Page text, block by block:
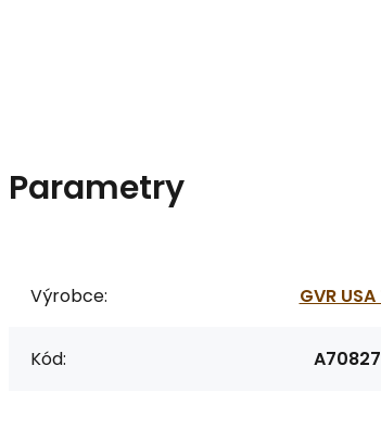
Parametry
Výrobce: GVR
Kód: